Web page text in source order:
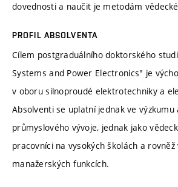
dovednosti a naučit je metodám
PROFIL ABSOLVENTA
Cílem postgraduálního doktorského
Systems and Power Electronics" je
v oboru silnoproudé elektrotechniky a
Absolventi se uplatní jednak ve výzkumu
průmyslového vývoje, jednak jako
pracovníci na vysokých školách a rovněž
manažerských funkcích.